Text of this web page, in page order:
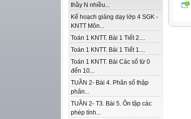
thầy N nhiều...
Kế hoạch giảng dạy lớp 4 SGK -
KNTT Môn...
Toán 1 KNTT. Bài 1 Tiết 2....
Toán 1 KNTT. Bài 1 Tiết 1....
Toán 1 KNTT. Bài Các số từ 0
đến 10...
TUẦN 2- Bài 4. Phân số thập
phân...
TUẦN 2- T3. Bài 5. Ôn tập các
phép tính...